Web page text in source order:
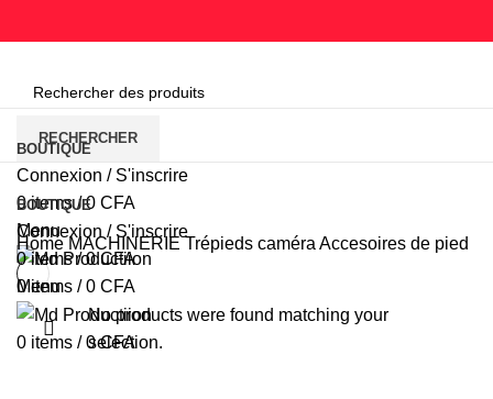
RECHERCHER
Connexion / S'inscrire
0items / 0 CFA
Menu
0items / 0 CFA
BOUTIQUE
BOUTIQUE
Connexion / S'inscrire
0items / 0CFA
Menu
0 items / 0CFA
HomeMACHINERIETrépieds caméra Accesoires de pied
No products were found matching your
selection.